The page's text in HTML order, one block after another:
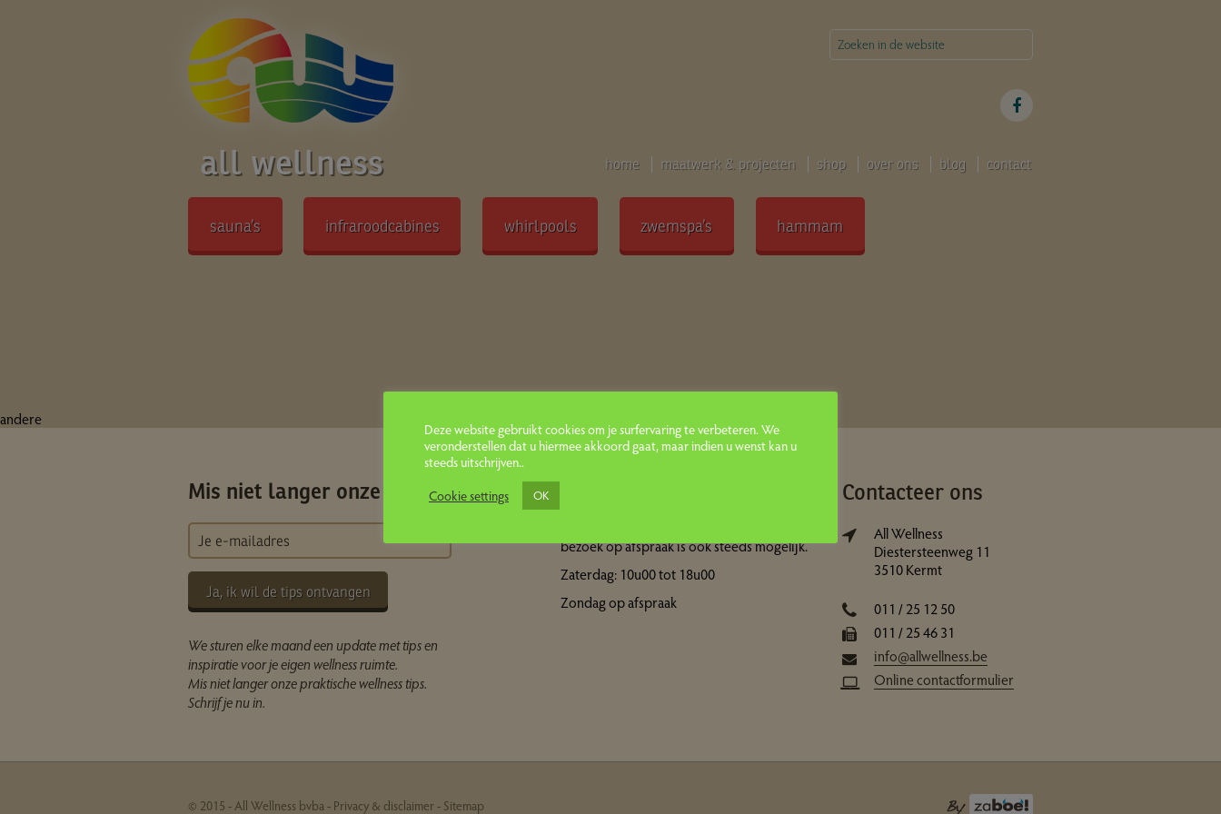
all wellness home maatwerk & projecten shop over ons blog contact
sauna’s infraroodcabines whirlpools zwemspa’s hammam
andere
Mis niet langer onze tips
Ja, ik wil de tips ontvangen
We sturen elke maand een update met tips en
inspiratie voor je eigen wellness ruimte.
Mis niet langer onze praktische wellness tips.
Schrijf je nu in.
bezoek op afspraak is ook steeds mogelijk.
Zaterdag: 10u00 tot 18u00
Zondag op afspraak
Contacteer ons
All Wellness
Diestersteenweg 11
3510 Kermt
011 / 25 12 50
011 / 25 46 31
info@allwellness.be
Online contactformulier
© 2015 - All Wellness bvba - Privacy & disclaimer- Sitemap
Deze website gebruikt cookies om je surfervaring te verbeteren. We
veronderstellen dat u hiermee akkoord gaat, maar indien u wenst kan u
steeds uitschrijven..
Cookie settings
OK